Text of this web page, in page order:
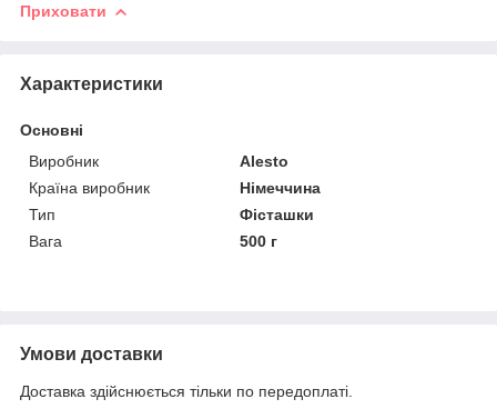
Приховати
Характеристики
Основні
Виробник
Alesto
Країна виробник
Німеччина
Тип
Фісташки
Вага
500 г
Умови доставки
Доставка здійснюється тільки по передоплаті.